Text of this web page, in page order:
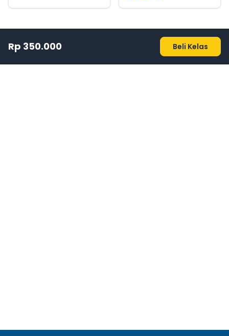
Rp 350.000 Beli Kelas